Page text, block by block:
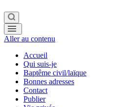
Aller au contenu
Accueil
Qui suis-je
Baptême civil/laïque
Bonnes adresses
Contact
Publier